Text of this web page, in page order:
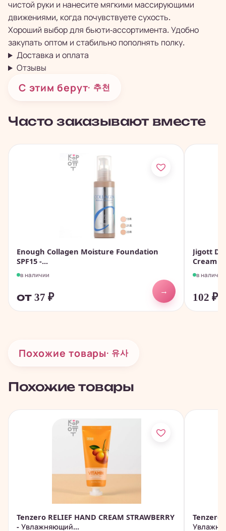
чистой руки и нанесите мягкими массирующими
движениями, когда почувствуете сухость.
Хороший выбор для бьюти-ассортимента. Удобно
закупать оптом и стабильно пополнять полку.
Доставка и оплата
Отзывы
С этим берут· 추천
Часто заказывают вместе
Enough Collagen Moisture Foundation
SPF15 -...
в наличии
от 37 ₽
→
Jigott
Cream
в наличии
102₽
Похожие товары· 유사
Похожие товары
Tenzero RELIEF HAND CREAM STRAWBERRY
- Увлажняющий...
Tenzero